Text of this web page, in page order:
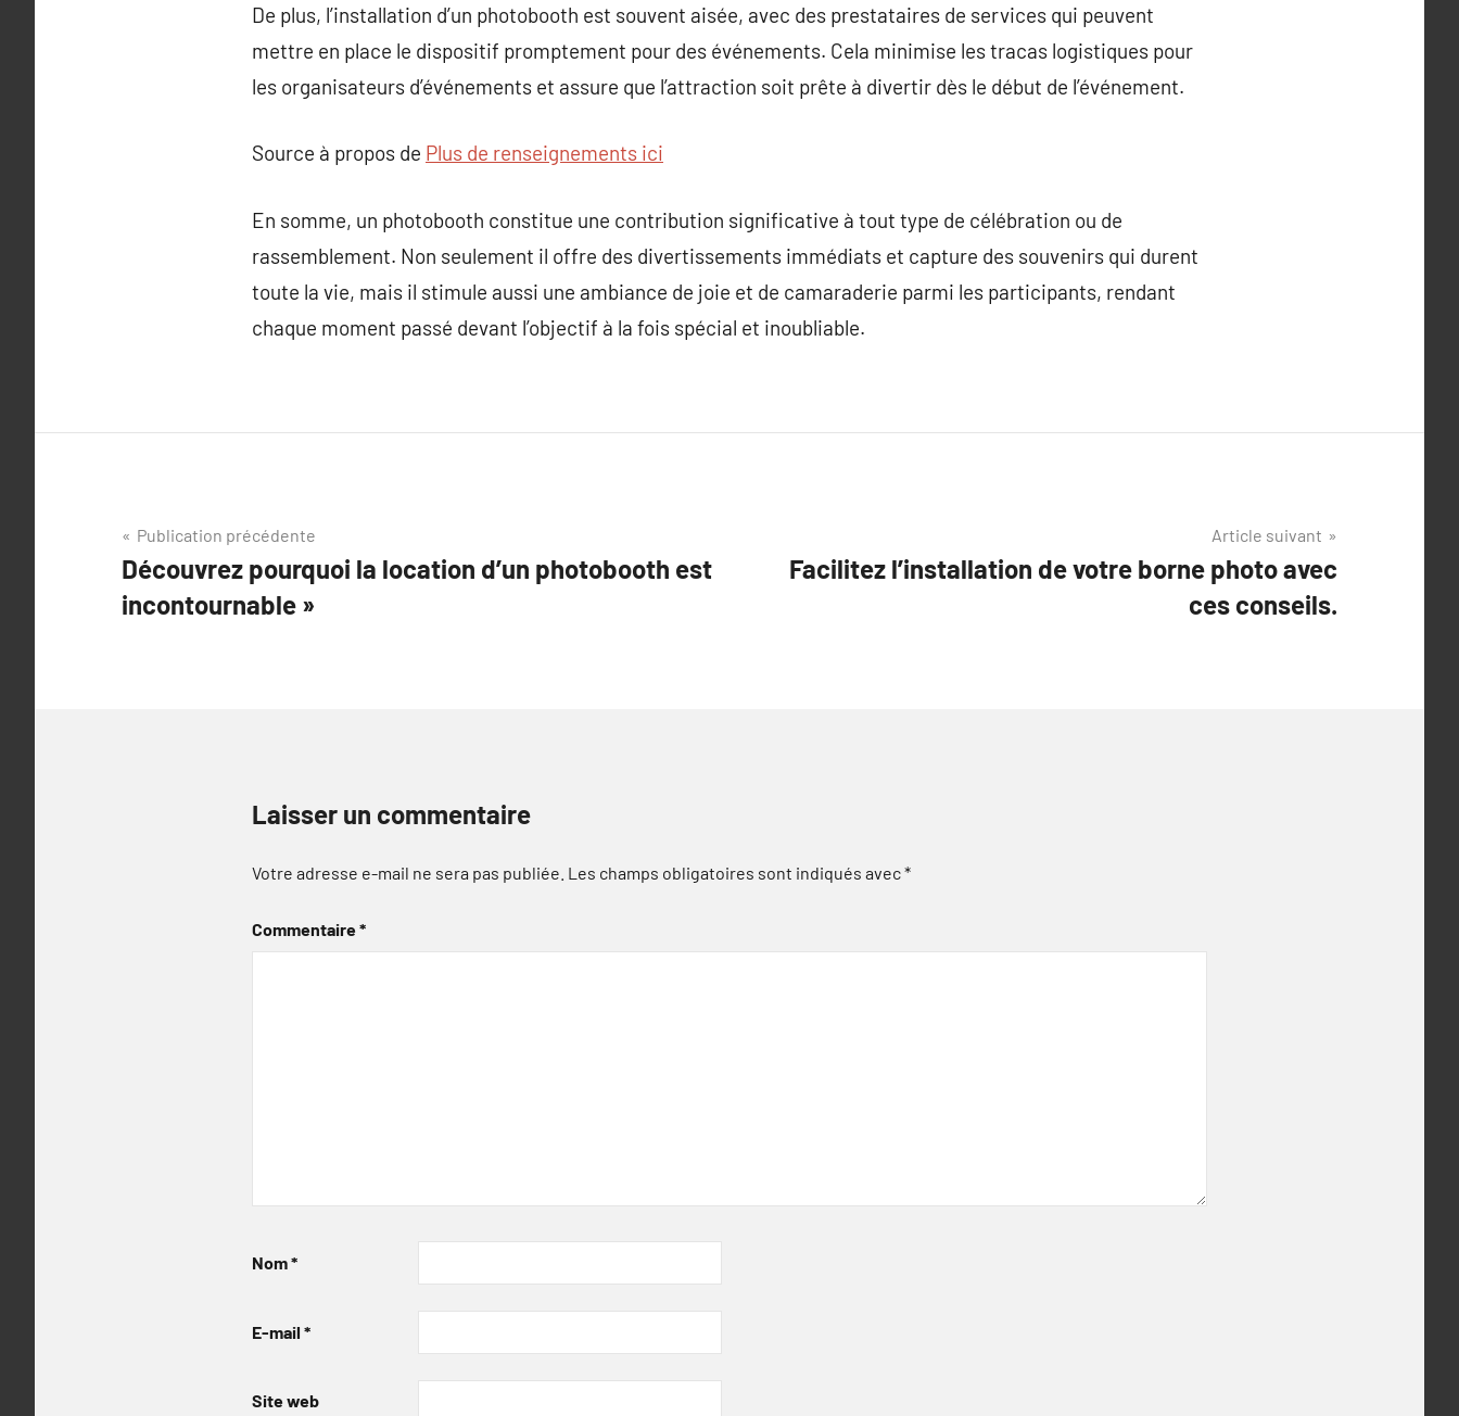
De plus, l’installation d’un photobooth est souvent aisée, avec des prestataires de services qui peuvent
mettre en place le dispositif promptement pour des événements. Cela minimise les tracas logistiques pour
les organisateurs d’événements et assure que l’attraction soit prête à divertir dès le début de l’événement.
Source à propos de Plus de renseignements ici
En somme, un photobooth constitue une contribution significative à tout type de célébration ou de
rassemblement. Non seulement il offre des divertissements immédiats et capture des souvenirs qui durent
toute la vie, mais il stimule aussi une ambiance de joie et de camaraderie parmi les participants, rendant
chaque moment passé devant l’objectif à la fois spécial et inoubliable.
Navigation
de
l’article
Publication précédente
Découvrez pourquoi la location d’un photobooth est
incontournable »
Article suivant
Facilitez l’installation de votre borne photo avec
ces conseils.
Laisser un commentaire
Votre adresse e-mail ne sera pas publiée. Les champs obligatoires sont indiqués avec*
Commentaire*
Nom*
E-mail *
Site web